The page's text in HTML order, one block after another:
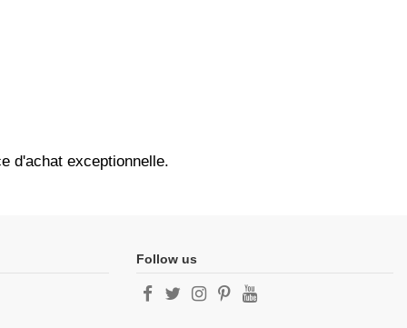
d'achat exceptionnelle.
Follow us